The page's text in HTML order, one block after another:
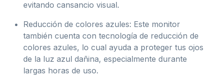
evitando cansancio visual.
Reducción de colores azules: Este monitor
también cuenta con tecnología de reducción de
colores azules, lo cual ayuda a proteger tus ojos
de la luz azul dañina, especialmente durante
largas horas de uso.